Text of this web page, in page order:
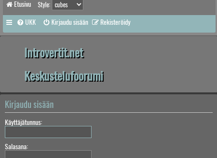
Etusivu Style:
UKK Kirjaudu sisään Rekisteröidy
Introvertit.net
Keskustelufoorumi
Kirjaudu sisään
Käyttäjätunnus:
Salasana: